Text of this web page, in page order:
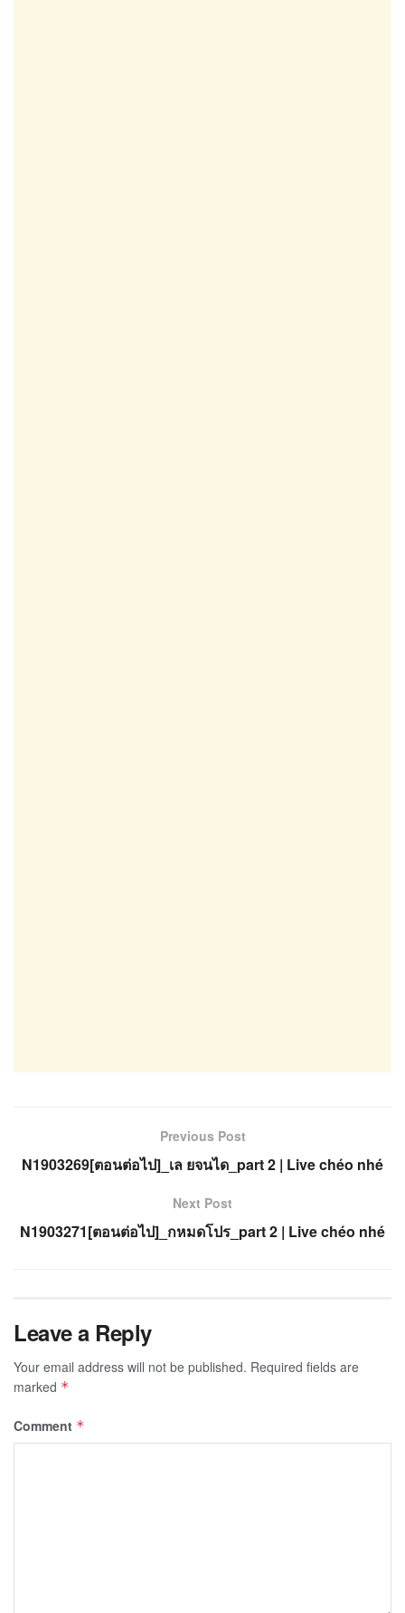
Previous Post
N1903269[ตอนต่อไป]_เล ยจนได_part 2 | Live chéo nhé
Next Post
N1903271[ตอนต่อไป]_กหมดโปร_part 2 | Live chéo nhé
Leave a Reply
Your email address will not be published. Required fields are
marked *
Comment *